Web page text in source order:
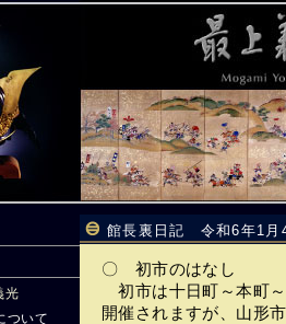
光
ついて
館長裏日記 令和6年1月
〇 初市のはなし
初市は十日町～本町
開催されますが、山形